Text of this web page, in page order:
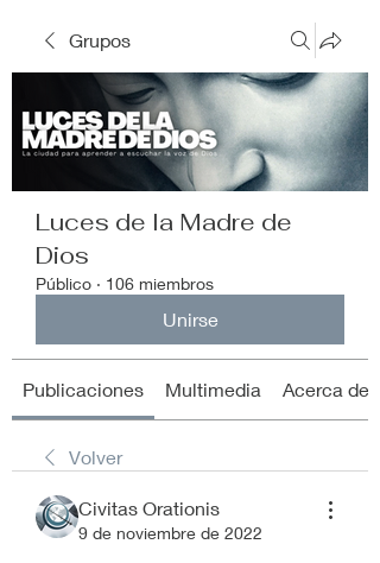
Grupos
Luces de la Madre de
Dios
Público · 106 miembros
Unirse
Publicaciones Multimedia Acerca de
Volver
Civitas Orationis
9 de noviembre de 2022